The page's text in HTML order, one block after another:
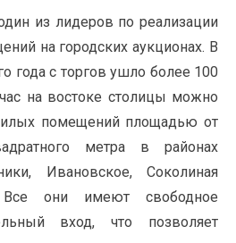
из лидеров по реализации
на городских аукционах. В
года с торгов ушло более 100
на востоке столицы можно
помещений площадью от
метра в районах
Ивановское, Соколиная
они имеют свободное
вход, что позволяет